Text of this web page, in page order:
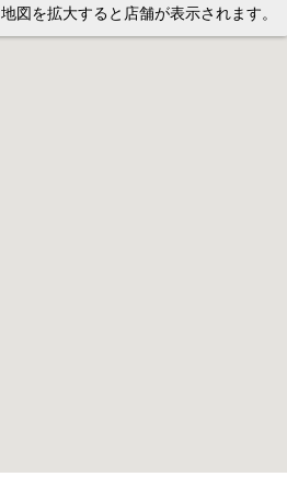
地図を拡大すると店舗が表示されます。